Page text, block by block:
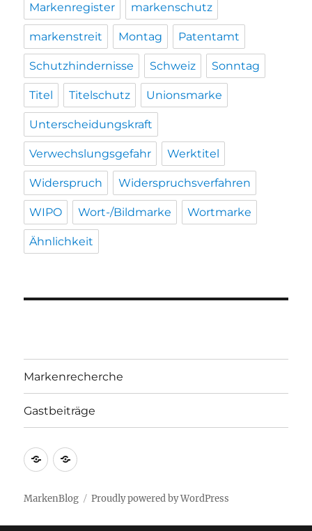
Markenregister markenschutz
markenstreit Montag Patentamt
Schutzhindernisse Schweiz Sonntag
Titel Titelschutz Unionsmarke
Unterscheidungskraft
Verwechslungsgefahr Werktitel
Widerspruch Widerspruchsverfahren
WIPO Wort-/Bildmarke Wortmarke
Ähnlichkeit
Markenrecherche
Gastbeiträge
Markenrecherche
Gastbeiträge
MarkenBlog Proudly powered by WordPress